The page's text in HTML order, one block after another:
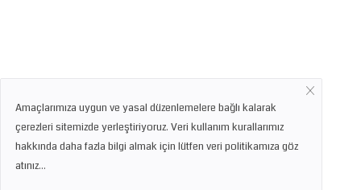
Amaçlarımıza uygun ve yasal düzenlemelere bağlı kalarak
çerezleri sitemizde yerleştiriyoruz. Veri kullanım kurallarımız
hakkında daha fazla bilgi almak için lütfen veri politikamıza göz
atınız...